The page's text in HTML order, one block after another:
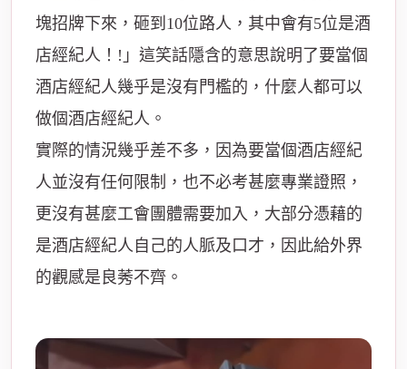
塊招牌下來，砸到10位路人，其中會有5位是酒
店經紀人！!」這笑話隱含的意思說明了要當個
酒店經紀人幾乎是沒有門檻的，什麼人都可以
做個酒店經紀人。
實際的情況幾乎差不多，因為要當個酒店經紀
人並沒有任何限制，也不必考甚麼專業證照，
更沒有甚麼工會團體需要加入，大部分憑藉的
是酒店經紀人自己的人脈及口才，因此給外界
的觀感是良莠不齊。